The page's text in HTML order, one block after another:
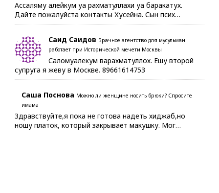
Ассаляму алейкум уа рахматуллахи уа баракатух.
Дайте пожалуйста контакты Хусейна. Сын псих…
Саид Саидов Брачное агентство для мусульман
работает при Исторической мечети Москвы
Саломуалекум варахматуллох. Ешу второй
супруга я жеву в Москве. 89661614753
Саша Поснова Можно ли женщине носить брюки? Спросите
имама
Здравствуйте,я пока не готова надеть хиджаб,но
ношу платок, который закрывает макушку. Мог…